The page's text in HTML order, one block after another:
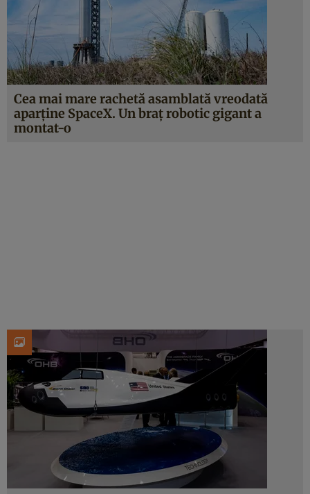
Cea mai mare rachetă asamblată vreodată
aparține SpaceX. Un braț robotic gigant a
montat-o